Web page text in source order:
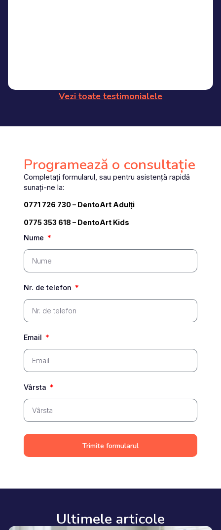
Vezi toate testimonialele
Programează o consultație
Completați formularul, sau pentru asistență rapidă
sunați-ne la:
0771 726 730– DentoArt Adulți
0775 353 618 – DentoArt Kids
Nume
Nr. de telefon
Email
Vârsta
Trimite formularul
Ultimele articole